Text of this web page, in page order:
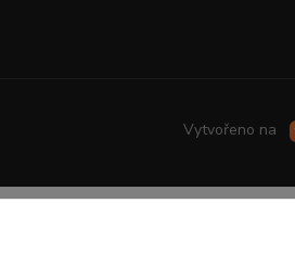
Vytvořeno na